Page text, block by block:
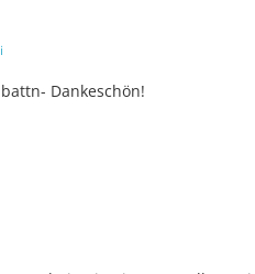
Dankeschön!